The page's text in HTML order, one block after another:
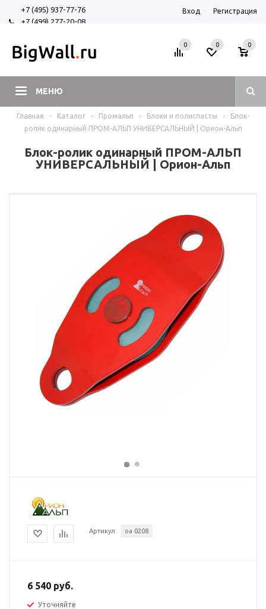
+7 (495) 937-77-76
+7 (499) 277-20-08
Вход Регистрация
МЕНЮ
0 0
0
Главная - Каталог - Промальп - Блоки и полиспасты -
Блок-
ролик одинарный ПРОМ-АЛЬП УНИВЕРСАЛЬНЫЙ | Орион-Альп
Блок-ролик одинарный ПРОМ-АЛЬП
УНИВЕРСАЛЬНЫЙ | Орион-Альп
Артикул оа 0208
6 540 руб.
Уточняйте